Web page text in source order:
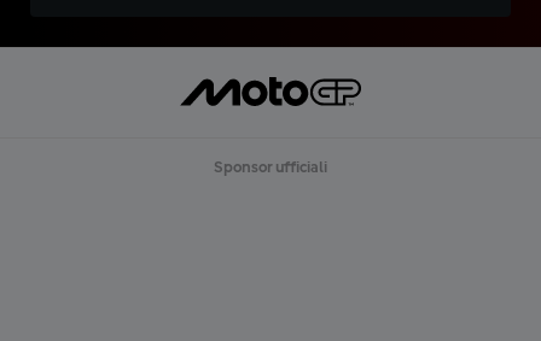
Sponsor ufficiali